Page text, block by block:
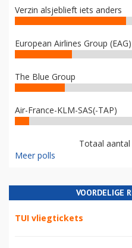
Verzin alsjeblieft iets anders
European Airlines Group (EAG)
The Blue Group
Air-France-KLM-SAS(-TAP)
Totaal
Meer polls
VOORDELIGE
TUI vliegtickets